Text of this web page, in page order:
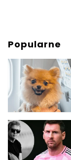
Popularne